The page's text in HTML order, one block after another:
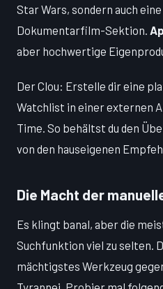
Star Wars, sondern auch
Dokumentarfilm-Sektion.
aber hochwertige
Der Clou: Erstelle dir eine
Watchlist in einer externen
Time. So behältst du den
von den hauseigenen
Die Macht der
Es klingt banal, aber die
Suchfunktion viel zu selten.
mächtigstes Werkzeug